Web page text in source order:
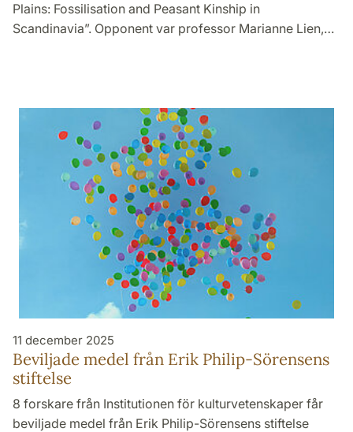
Plains: Fossilisation and Peasant Kinship in
Scandinavia”. Opponent var professor Marianne Lien,…
11 december 2025
Beviljade medel från Erik Philip-Sörensens
stiftelse
8 forskare från Institutionen för kulturvetenskaper får
beviljade medel från Erik Philip-Sörensens stiftelse